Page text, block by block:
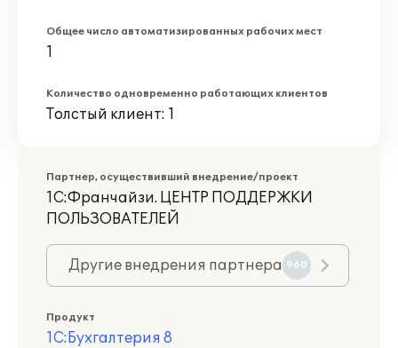
Общее число автоматизированных рабочих мест
1
Количество одновременно работающих клиентов
Толстый клиент: 1
Партнер, осуществивший внедрение/проект
1С:Франчайзи. ЦЕНТР ПОДДЕРЖКИ
ПОЛЬЗОВАТЕЛЕЙ
Другие внедрения партнера 960
Продукт
1С:Бухгалтерия 8